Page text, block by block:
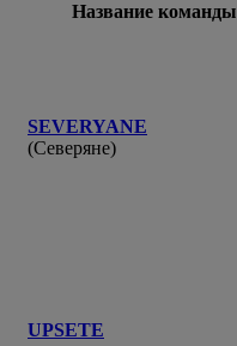
Название команды
SEVERYANE
(Северяне)
UPSETE